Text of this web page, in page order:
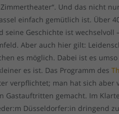
Und das nicht
einfach gemütlich ist. Über
seine Geschichte ist
Aber auch hier gilt:
es möglich. Dabei ist es
es ist. Das Programm des
verpflichtet; man hat sich aber
Gastauftritten gemacht. Im
Düsseldorfer:in dringend